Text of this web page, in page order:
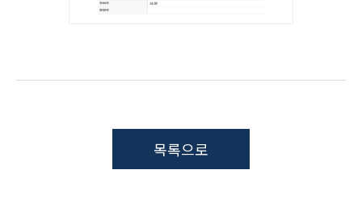
목록으로